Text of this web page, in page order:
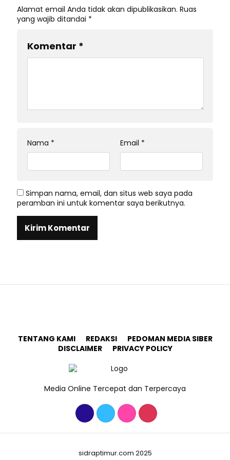
Alamat email Anda tidak akan dipublikasikan. Ruas
yang wajib ditandai *
Komentar *
Nama * Email *
Simpan nama, email, dan situs web saya pada
peramban ini untuk komentar saya berikutnya.
TENTANG KAMI REDAKSI
PEDOMAN MEDIA SIBER
DISCLAIMER
PRIVACY POLICY
Media Online Tercepat dan Terpercaya
sidraptimur.com 2025